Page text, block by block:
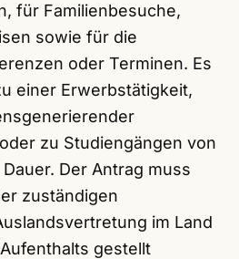
für Familienbesuche,
sowie für die
oder Terminen. Es
einer Erwerbstätigkeit,
zu Studiengängen von
Der Antrag muss
zuständigen
im Land
gestellt